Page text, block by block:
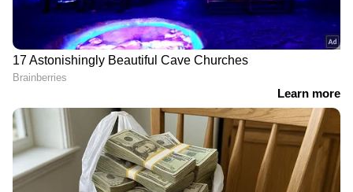
വിശ്വസനീയമായ വാർത്തകൾ ലഭിക്കാൻ
Asianet News Malayalam